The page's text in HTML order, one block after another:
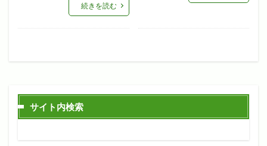
続きを読む
サイト内検索